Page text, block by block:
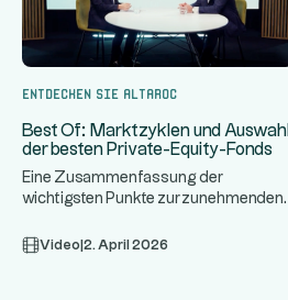
Entdecken Sie Altaroc
Best Of: Marktzyklen und Auswahl
der besten Private-Equity-Fonds
Eine Zusammenfassung der
wichtigsten Punkte zur zunehmenden
Private...
Video 2. April 2026